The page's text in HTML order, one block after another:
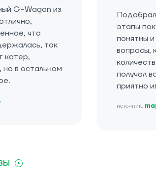
G-Wagon из
что
так
катер,
в остальном
этапы
понятны
вопросы,
получал
приятно
источник: